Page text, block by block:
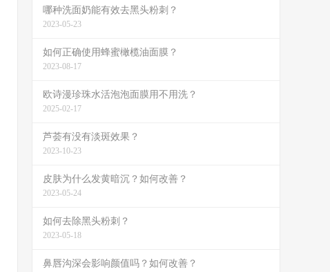
哪种洗面奶能有效去黑头粉刺？
2023-05-23
如何正确使用蜂蜜橄榄油面膜？
2023-08-17
欧诗漫珍珠水活泡泡面膜用不用洗？
2025-02-17
芦荟有没有淡斑效果？
2023-10-23
皮肤为什么发黄暗沉？如何改善？
2023-05-24
如何去除黑头粉刺？
2023-05-18
鼻唇沟深会影响颜值吗？如何改善？